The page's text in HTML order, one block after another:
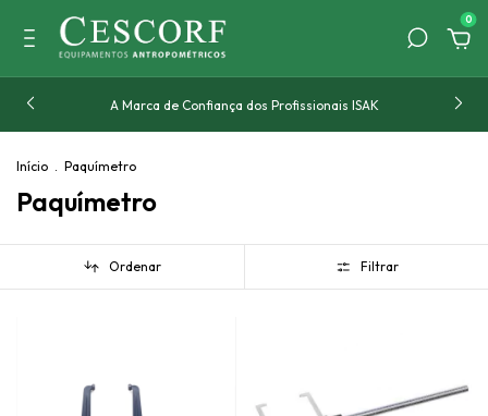
0
A Marca de Confiança dos Profissionais ISAK
Início . Paquímetro
Paquímetro
Ordenar Filtrar